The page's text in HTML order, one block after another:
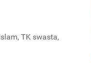
TK swasta,